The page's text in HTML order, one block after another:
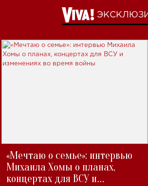
«Мечтаю о семье»: интервью
Михаила Хомы о планах,
концертах для ВСУ и